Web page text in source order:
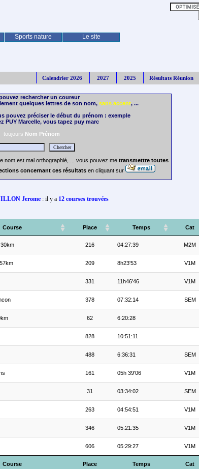
Sports nature Le site
Calendrier 2026 2027 2025 Résultats Réunion
rechercher un coureur
quelques lettres de son nom, sans accent, ...
pouvez préciser le début du prénom : exemple
PUY Marcelle, vous tapez puy marc
toujours Nom Prénom
nom est mal orthographié, ... vous pouvez me transmettre toutes
concernant ces résultats en cliquant sur
Jerome: il y a 12 courses trouvées
Course Place Temps Cat
Course Place Temps Cat
216 04:27:39 M2M
209 8h23'53 V1M
331 11h46'46 V1M
378 07:32:14 SEM
62 6:20:28
828 10:51:11
488 6:36:31 SEM
161 05h 39'06 V1M
31 03:34:02 SEM
263 04:54:51 V1M
346 05:21:35 V1M
606 05:29:27 V1M